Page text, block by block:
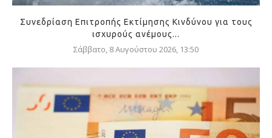
Συνεδρίαση Επιτροπής Εκτίμησης Κινδύνου για τους
ισχυρούς ανέμους...
Σάββατο, 8 Αυγούστου 2026, 13:50